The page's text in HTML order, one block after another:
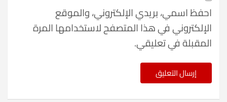
احفظ اسمي، بريدي الإلكتروني، والموقع
الإلكتروني في هذا المتصفح لاستخدامها المرة
المقبلة في تعليقي.